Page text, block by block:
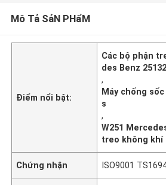
Mô Tả SảN PHẩM
Điểm nổi bật:
Các bộ phận
des Benz
,
Máy chống
s
,
W251
treo không khí
Chứng nhận ISO9001